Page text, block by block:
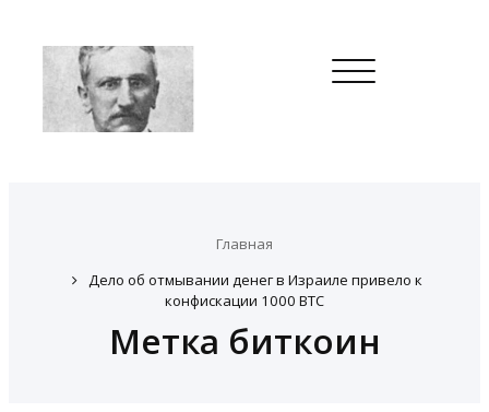
Toggle
navigation
Главная
Дело об отмывании денег в Израиле привело к
конфискации 1000 BTC
Метка биткоин